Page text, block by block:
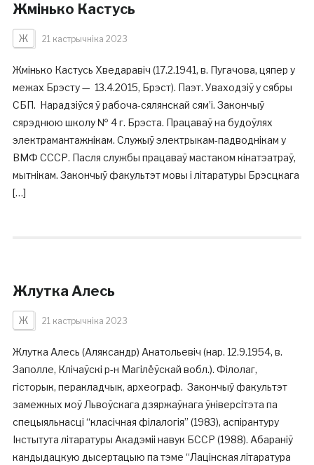
Жмінько Кастусь
Ж 21 кастрычніка 2023
Жмінько Кастусь Хведаравіч (17.2.1941, в. Пугачова, цяпер у
межах Брэсту — 13.4.2015, Брэст). Паэт. Уваходзіў у сябры
СБП. Нарадзіўся ў рабоча-сялянскай сям’і. Закончыў
сярэднюю школу № 4 г. Брэста. Працаваў на будоўлях
электрамантажнікам. Служыў электрыкам-падводнікам у
ВМФ СССР. Пасля службы працаваў мастаком кінатэатраў,
мытнікам. Закончыў факультэт мовы і літаратуры Брэсцкага
[…]
Жлутка Алесь
Ж 21 кастрычніка 2023
Жлутка Алесь (Аляксандр) Анатольевіч (нар. 12.9.1954, в.
Заполле, Клічаўскі р-н Магілёўскай вобл.). Філолаг,
гісторык, перакладчык, археограф. Закончыў факультэт
замежных моў Львоўскага дзяржаўнага ўніверсітэта па
спецыяльнасці “класічная філалогія” (1983), аспірантуру
Інстытута літаратуры Акадэміі навук БССР (1988). Абараніў
кандыдацкую дысертацыю па тэме “Лацінская літаратура